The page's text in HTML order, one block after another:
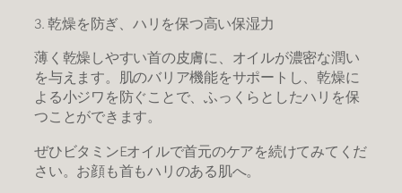
​3. 乾燥を防ぎ、ハリを保つ高い保湿力
​薄く乾燥しやすい首の皮膚に、オイルが濃密な潤い
を与えます。肌のバリア機能をサポートし、乾燥に
よる小ジワを防ぐことで、ふっくらとしたハリを保
つことができます。
ぜひビタミンEオイルで首元のケアを続けてみてくだ
さい。お顔も首もハリのある肌へ。